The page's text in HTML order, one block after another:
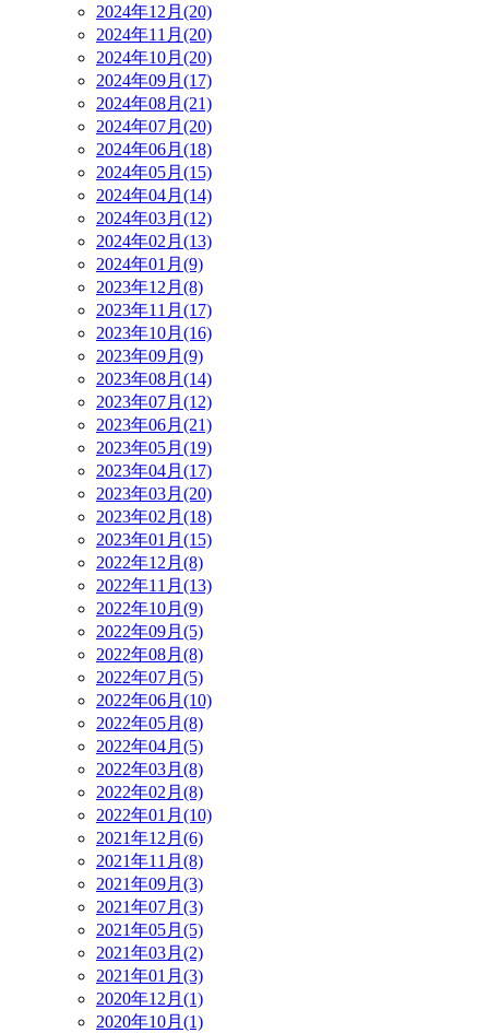
2024年12月(20)
2024年11月(20)
2024年10月(20)
2024年09月(17)
2024年08月(21)
2024年07月(20)
2024年06月(18)
2024年05月(15)
2024年04月(14)
2024年03月(12)
2024年02月(13)
2024年01月(9)
2023年12月(8)
2023年11月(17)
2023年10月(16)
2023年09月(9)
2023年08月(14)
2023年07月(12)
2023年06月(21)
2023年05月(19)
2023年04月(17)
2023年03月(20)
2023年02月(18)
2023年01月(15)
2022年12月(8)
2022年11月(13)
2022年10月(9)
2022年09月(5)
2022年08月(8)
2022年07月(5)
2022年06月(10)
2022年05月(8)
2022年04月(5)
2022年03月(8)
2022年02月(8)
2022年01月(10)
2021年12月(6)
2021年11月(8)
2021年09月(3)
2021年07月(3)
2021年05月(5)
2021年03月(2)
2021年01月(3)
2020年12月(1)
2020年10月(1)